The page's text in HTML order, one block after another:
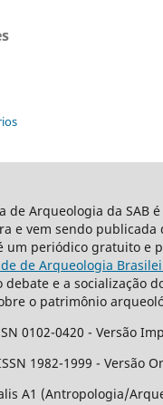
de Arqueologia da SAB
e vem sendo publicada
um periódico gratuito e
de Arqueologia
debate e a socialização
o patrimônio
0102-0420 - Versão
1982-1999 - Versão
A1 (Antropologia/